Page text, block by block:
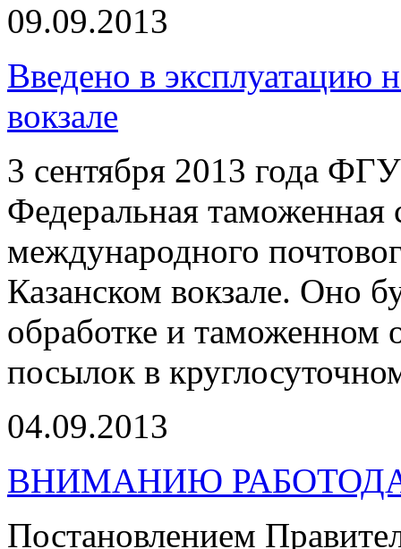
09.09.2013
Введено в
вокзале
3 сентября 2013 года
Федеральная
международного
Казанском вокзале. Оно
обработке и
посылок в
04.09.2013
ВНИМАНИЮ
Постановлением